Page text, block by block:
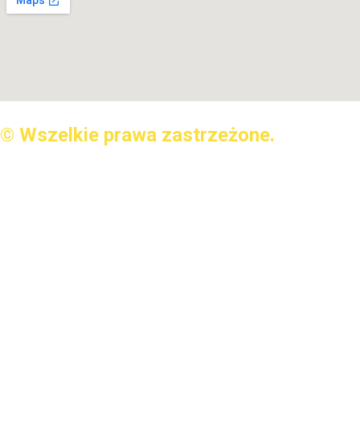
© Wszelkie prawa zastrzeżone.